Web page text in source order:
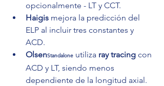
opcionalmente - LT y CCT.
Haigis mejora la predicción del
ELP al incluir tres constantes y
ACD.
OlsenStandalone utiliza ray tracing con
ACD y LT, siendo menos
dependiente de la longitud axial.